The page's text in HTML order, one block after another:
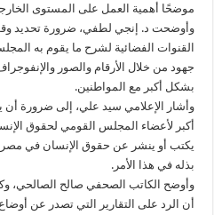
موضحًا أهمية العمل على المستوى
وأوضحت د. إنجي لطفي، ضرورة تحديد
القنوات الفضائية لشرح ما يقوم به
جهود من خلال الأرقام والصور
بشكل أكبر مع المواطنين.
وأشار الإعلامي سيد علي، إلى ضرورة
أكبر لأعضاء المجلس القومي لحقوق
يكتب أو ينشر عن حقوق الإنسان في
بذله في هذا الأمر.
وأوضح الكاتب الصحفي صالح الصالحي،
أن الرد على التقارير التي تصدر عن